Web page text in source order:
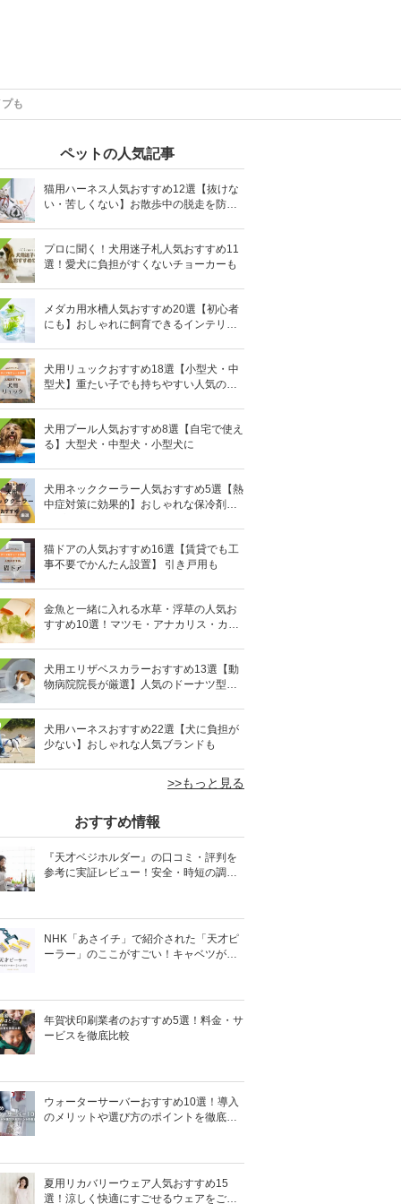
も
ペットの人気記事
猫用ハーネス人気おすすめ12選【抜けな
い・苦しくない】お散歩中の脱走を防止
プロに聞く！犬用迷子札人気おすすめ11
選！愛犬に負担がすくないチョーカーも
メダカ用水槽人気おすすめ20選【初心者
にも】おしゃれに飼育できるインテリア
犬用リュックおすすめ18選【小型犬・中
型犬】重たい子でも持ちやすい人気のキ
犬用プール人気おすすめ8選【自宅で使え
る】大型犬・中型犬・小型犬に
犬用ネッククーラー人気おすすめ5選【熱
中症対策に効果的】おしゃれな保冷剤タ
猫ドアの人気おすすめ16選【賃貸でも工
事不要でかんたん設置】 引き戸用も
金魚と一緒に入れる水草・浮草の人気お
すすめ10選！マツモ・アナカリス・カボ
犬用エリザベスカラーおすすめ13選【動
物病院院長が厳選】人気のドーナツ型や
犬用ハーネスおすすめ22選【犬に負担が
少ない】おしゃれな人気ブランドも
>>もっと見る
おすすめ情報
『天才ベジホルダー』の口コミ・評判を
参考に実証レビュー！安全・時短の調理
NHK「あさイチ」で紹介された「天才ピ
ーラー」のここがすごい！キャベツがほ
年賀状印刷業者のおすすめ5選！料金・サ
ービスを徹底比較
ウォーターサーバーおすすめ10選！導入
のメリットや選び方のポイントを徹底解
夏用リカバリーウェア人気おすすめ15
選！涼しく快適にすごせるウェアをご紹